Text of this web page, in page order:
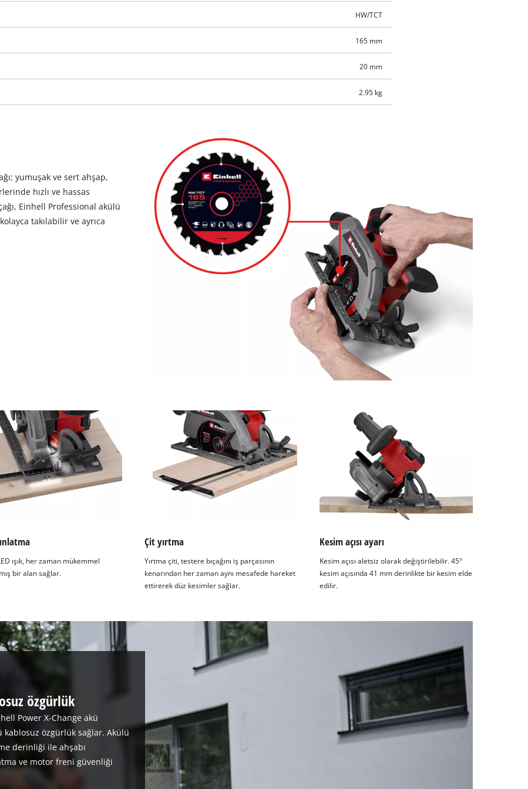
visitor. The website owner needs to setup
to the list of technologies used.
HW/TCT
165 mm
20 mm
2.95 kg
yumuşak ve sert ahşap,
hızlı ve hassas
Einhell Professional akülü
takılabilir ve ayrıca
ışık, her zaman mükemmel
bir alan sağlar.
Çit yırtma
Yırtma çiti, testere bıçağını iş parçasının
kenarından her zaman aynı mesafede hareket
ettirerek düz kesimler sağlar.
Kesim açısı ayarı
Kesim açısı aletsiz olarak değiştirilebilir. 45°
kesim açısında 41 mm derinlikte bir kesim elde
edilir.
özgürlük
Power X-Change akü
özgürlük sağlar. Akülü
derinliği ile ahşabı
ve motor freni güvenliği